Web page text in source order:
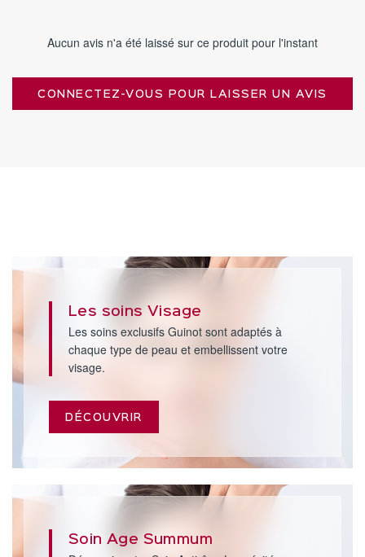
Aucun avis n'a été laissé sur ce produit pour l'instant
CONNECTEZ-VOUS POUR LAISSER UN AVIS
Les soins Visage
Les soins exclusifs Guinot sont adaptés à
chaque type de peau et embellissent votre
visage.
DÉCOUVRIR
Soin Age Summum